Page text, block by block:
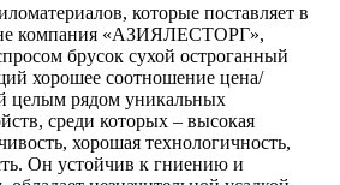
которые поставляет в
компания «АЗИЯЛЕСТОРГ»,
брусок сухой остроганный
хорошее соотношение цена/
целым рядом уникальных
среди которых – высокая
хорошая технологичность,
Он устойчив к гниению и